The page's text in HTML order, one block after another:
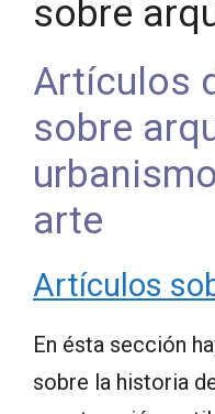
sobre
Artículos
sobre
arte
Artículos
En ésta sección
sobre la historia